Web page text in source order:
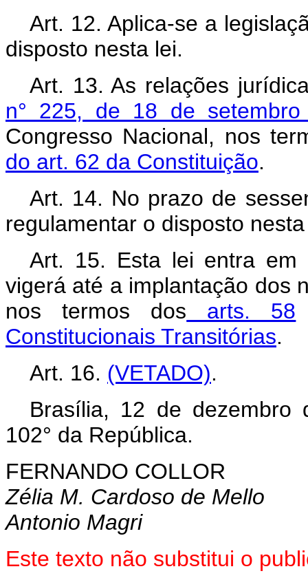
Art. 12. Aplica-se a
disposto nesta lei.
Art. 13. As relações
n° 225, de 18 de
Congresso Nacional, nos
do art. 62 da Constituição.
Art. 14. No prazo de
regulamentar o disposto
Art. 15. Esta lei entra
vigerá até a implantação dos
nos termos dos arts. 58
Constitucionais Transitórias.
Art. 16. (VETADO).
Brasília, 12 de dezembro
102° da República.
FERNANDO COLLOR
Zélia M. Cardoso de Mello
Antonio Magri
Este texto não substitui o